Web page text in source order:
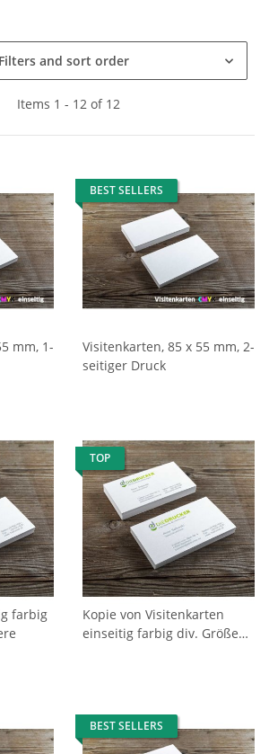
Filters and sort order
Items 1 - 12 of 12
mm, 1-
BEST SELLERS
Visitenkarten, 85 x 55 mm, 2-
seitiger Druck
farbig
TOP
Kopie von Visitenkarten
einseitig farbig div. Größen
BEST SELLERS